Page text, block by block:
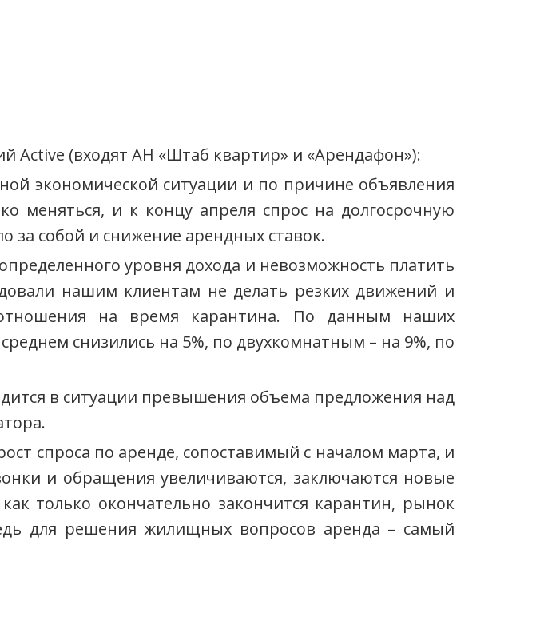
(входят АН «Штаб квартир» и «Арендафон»):
экономической ситуации и по причине объявления
меняться, и к концу апреля спрос на долгосрочную
за собой и снижение арендных ставок.
уровня дохода и невозможность платить
нашим клиентам не делать резких движений и
отношения на время карантина. По данным наших
снизились на 5%, по двухкомнатным – на 9%, по
в ситуации превышения объема предложения над
спроса по аренде, сопоставимый с началом марта, и
и обращения увеличиваются, заключаются новые
только окончательно закончится карантин, рынок
для решения жилищных вопросов аренда – самый